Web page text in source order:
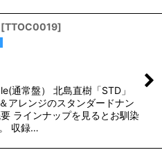
[TTOC0019]
通常盤） 北島直樹「STD」
アレンジのスタンダードナン
ラインナップを見るとお馴染
収録…